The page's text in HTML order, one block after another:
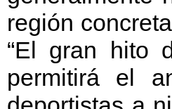
región
“El gran hito
permitirá el